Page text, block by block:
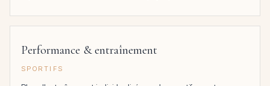
Performance & entraînement
SPORTIFS